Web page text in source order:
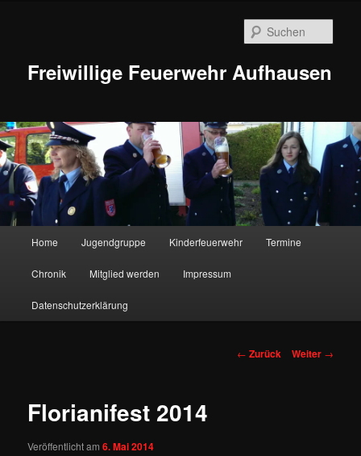
Freiwillige Feuerwehr Aufhausen
Home Jugendgruppe Kinderfeuerwehr Termine
Chronik Mitglied werden Impressum
Datenschutzerklärung
Beitragsnavigation
← Zurück Weiter →
Florianifest 2014
Veröffentlicht am6. Mai 2014